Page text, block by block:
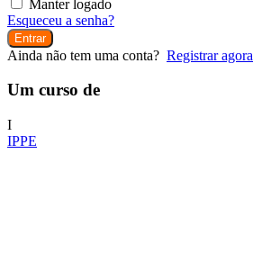
Manter logado
Esqueceu a senha?
Entrar
Ainda não tem uma conta? Registrar agora
Um curso de
I
IPPE